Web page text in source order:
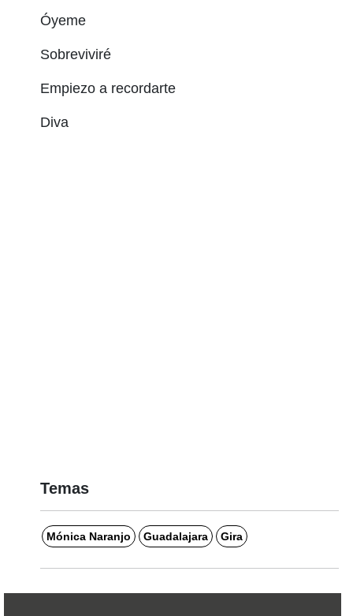
Óyeme
Sobreviviré
Empiezo a recordarte
Diva
Temas
Mónica Naranjo Guadalajara Gira